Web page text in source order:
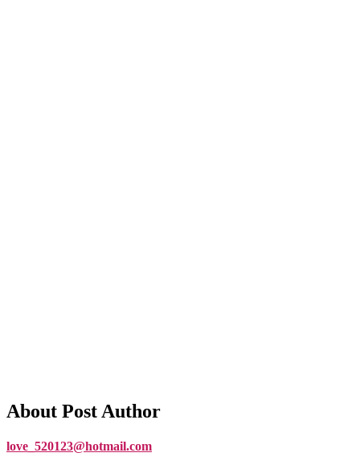
About Post Author
love_520123@hotmail.com